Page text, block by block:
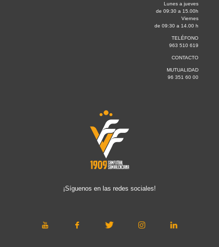
Lunes a jueves
de 09:30 a 15.00h
Viernes
de 09:30 a 14.00 h
TELÉFONO
963 510 619
CONTACTO
MUTUALIDAD
96 351 60 00
¡Síguenos en las redes sociales!